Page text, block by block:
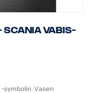
Scania Vabis-
symbolin. Vasen